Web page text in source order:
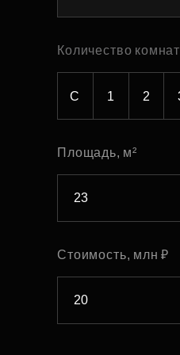
Количество комнат
С 1 2
Площадь, м²
Стоимость, млн ₽